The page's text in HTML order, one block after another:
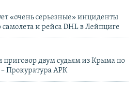
«очень серьезные» инциденты
и рейса DHL в Лейпциге
приговор двум судьям из Крыма по
– Прокуратура АРК